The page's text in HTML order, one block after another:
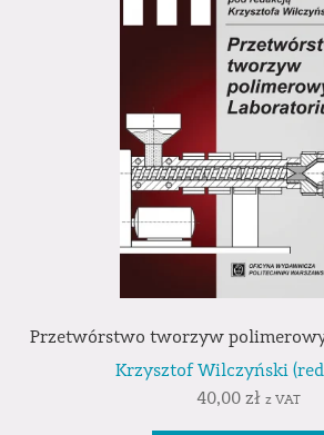
Przetwórstwo tworzyw
Krzysztof Wilczyński
40,00 zł z VAT